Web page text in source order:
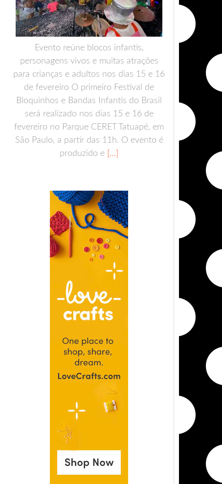
Evento reúne blocos infantis,
personagens vivos e muitas atrações
para crianças e adultos nos dias 15 e 16
de fevereiro O primeiro Festival de
Bloquinhos e Bandas Infantis do Brasil
será realizado nos dias 15 e 16 de
fevereiro no Parque CERET Tatuapé, em
São Paulo, a partir das 11h. O evento é
produzido e […]